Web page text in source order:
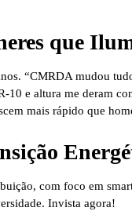
que
“CMRDA mudou
10 e altura me deram
mais rápido que
, com foco em
Invista agora!